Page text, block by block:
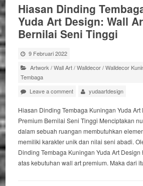
Hiasan Dinding
Yuda Art Design: Wall
Bernilai Seni Tinggi
9 Februari 2022
Artwork /Wall Art/Walldecor/Walldecor
Tembaga
Leave a comment
yudaartdesign
Hiasan Dinding Tembaga Kuningan Yuda Art
Premium Bernilai Seni Tinggi Menciptakan
dalam sebuah ruangan membutuhkan
memiliki karakter unik dan nilai seni abadi.
Dinding Tembaga Kuningan Yuda Art
atas kebutuhan wall art premium. Maka dari